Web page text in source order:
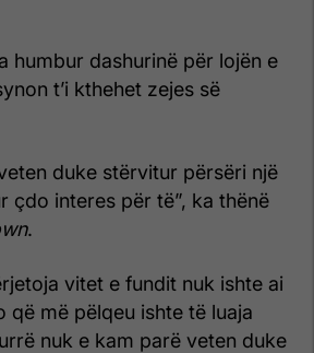
humbur dashurinë për lojën e
t’i kthehet zejes së
duke stërvitur përsëri një
çdo interes për të”, ka thënë
.
vitet e fundit nuk ishte ai
që më pëlqeu ishte të luaja
nuk e kam parë veten duke